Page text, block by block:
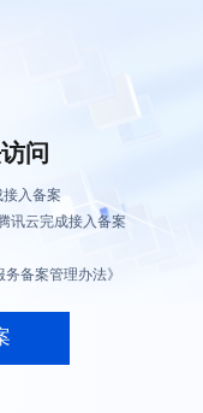
问
入备案
讯云完成接入备案
备案管理办法》